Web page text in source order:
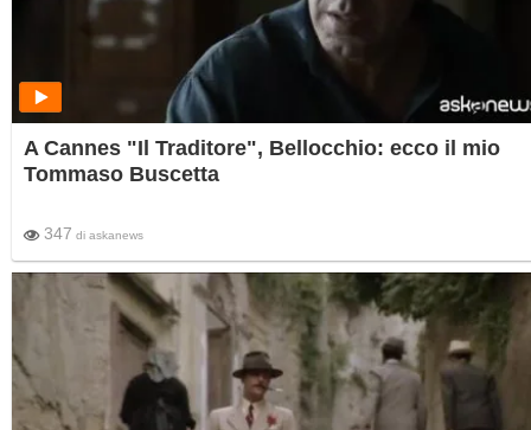
A Cannes "Il Traditore", Bellocchio: ecco il mio
Tommaso Buscetta
347 di askanews